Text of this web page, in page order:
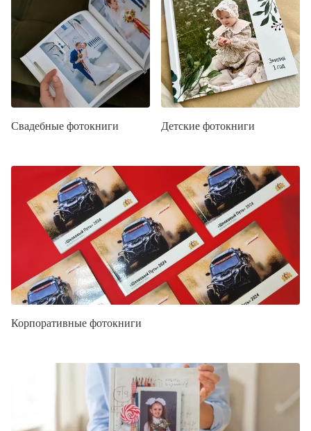
Свадебные фотокниги Детские фотокниги
Корпоративные фотокниги